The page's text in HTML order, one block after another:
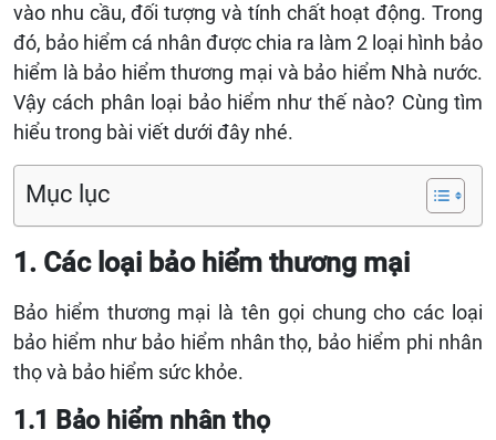
vào nhu cầu, đối tượng và tính chất hoạt động. Trong
đó, bảo hiểm cá nhân được chia ra làm 2 loại hình bảo
hiểm là bảo hiểm thương mại và bảo hiểm Nhà nước.
Vậy cách phân loại bảo hiểm như thế nào? Cùng tìm
hiểu trong bài viết dưới đây nhé.
Mục lục
1. Các loại bảo hiểm thương mại
Bảo hiểm thương mại là tên gọi chung cho các loại
bảo hiểm như bảo hiểm nhân thọ, bảo hiểm phi nhân
thọ và bảo hiểm sức khỏe.
1.1 Bảo hiểm nhân thọ